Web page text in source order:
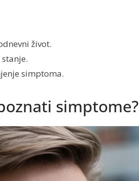
život.
simptoma.
simptome?